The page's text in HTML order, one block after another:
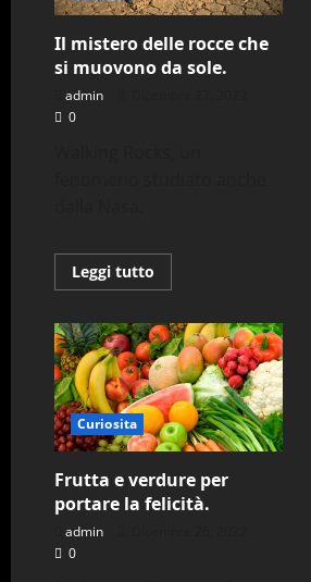
Il mistero delle rocce che
si muovono da sole.
admin
0
Leggi tutto
di
Il
mistero
delle
rocce
che
si
muovono
da
sole.
Curiosita
Frutta e verdure per
portare la felicità.
admin
0